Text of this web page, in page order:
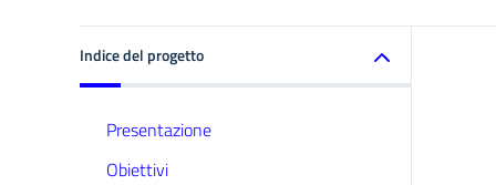
Indice del progetto
Presentazione
Obiettivi